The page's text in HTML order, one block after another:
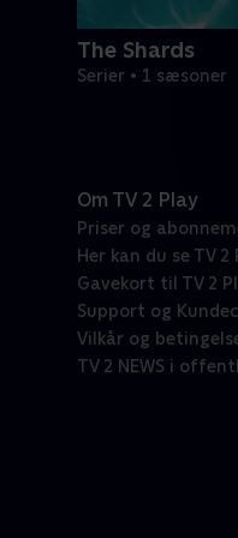
The Shards
Serier • 1 sæsoner
Om TV 2 Play
Priser og
Her kan du se TV 2
Gavekort til TV 2
Support og
Vilkår og
TV 2 NEWS i